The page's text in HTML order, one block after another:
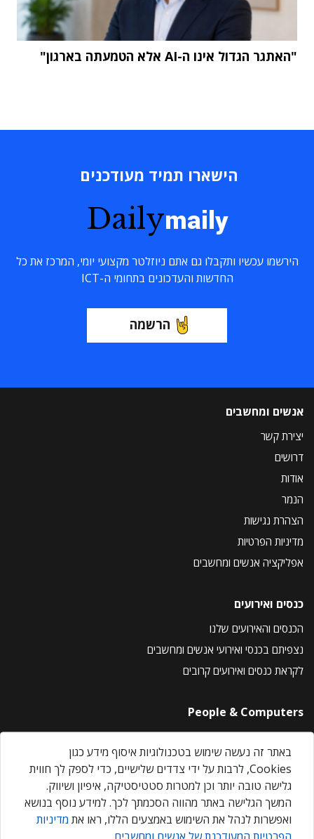
"האתגר הגדול אינו ה-AI אלא הטמעתה בארגון"
הישארו תמיד מעודכנים
Dailymaily
הירשמו עכשיו ותקבלו גם אתם ניוזלטר מקצועי יומי, המרכז את כל
החדשות והעדכונים בתחומי ה-ICT
הרשמה
אנשים ומחשבים
יצירת קשר
דרושים
אודות
הנמר
הצהרת נגישות
מדיניות הפרטיות
אפליקציה אנשים ומחשבים
כנסים ואירועים
הכנסים והאירועים שלנו
נצפיתם בכנסי ואירועי אנשים ומחשבים
לקראת כנסים ואירועים קרובים
People & Computers
About Us
Privacy Policy
Contact Us
Our Events
באתר זה נעשה שימוש בטכנולוגיות איסוף מידע כגון
Cookies, לרבות על ידי צדדים שלישיים, כדי לספק לך חווית
גלישה טובה יותר וכן למטרות סטטיסטיקה, איפיון ושיווק.
המשך הגלישה באתר מהווה הסכמתך לכך. למידע נוסף בנושא
ואפשרות לנהל את השימוש באמצעים הללו, ראו את מדיניות